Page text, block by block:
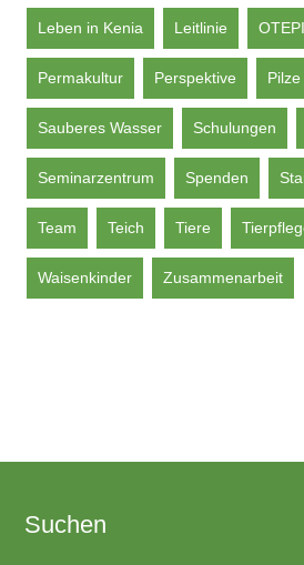
Leben in Kenia Leitlinie
Permakultur Perspektive Pilze
Sauberes Wasser Schulungen
Seminarzentrum Spenden
Team Teich Tiere
Waisenkinder Zusammenarbeit
Suchen